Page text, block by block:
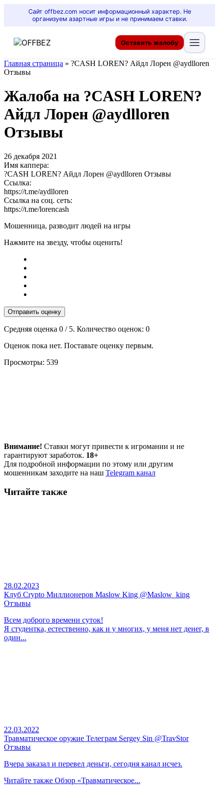
Сайт offbez.com носит информационный характер. Не
организуем азартные игры и не принимаем ставки.
Оставить жалобу
Главная страница » ?CASH LOREN? Айдл Лорен @aydlloren
Отзывы
Жалоба на ?CASH LOREN?
Айдл Лорен @aydlloren
Отзывы
26 декабря 2021
Имя каппера:
?CASH LOREN? Айдл Лорен @aydlloren Отзывы
Ссылка:
https://t.me/aydlloren
Ссылка на соц. сеть:
https://t.me/lorencash
Мошенница, разводит людей на игры
Нажмите на звезду, чтобы оценить!
Отправить оценку
Средняя оценка 0 / 5. Количество оценок: 0
Оценок пока нет. Поставьте оценку первым.
Просмотры: 539
Внимание! Ставки могут привести к игромании и не
гарантируют заработок. 18+
Для подробной информации по этому или другим
мошенникам заходите на наш Telegram канал
Читайте также
28.02.2023
Клуб Crypto Миллионеров Maslow King @Maslow_king
Отзывы
Всем доброго времени суток!
Я студентка, естественно, как и у многих, у меня нет денег, в
один...
22.03.2022
Травматическое оружие Телеграм Sergey Sin @TravStor
Отзывы
Вчера заказал и перевел деньги, сегодня канал исчез.
Читайте также Обзор «Травматическое...